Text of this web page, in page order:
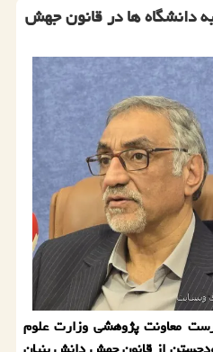
دانشگاه ها در قانون جهش
معاونت پژوهشی وزارت علوم